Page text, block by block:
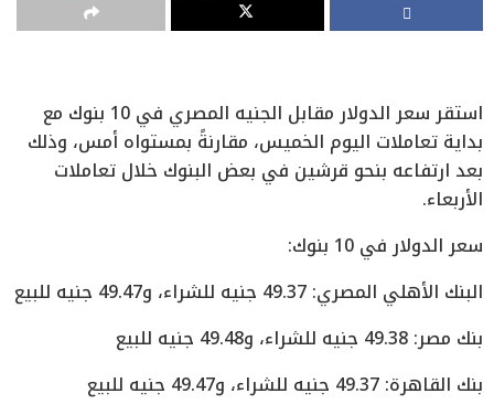
استقر سعر الدولار مقابل الجنيه المصري في 10 بنوك مع
بداية تعاملات اليوم الخميس، مقارنةً بمستواه أمس، وذلك
بعد ارتفاعه بنحو قرشين في بعض البنوك خلال تعاملات
الأربعاء.
سعر الدولار في 10 بنوك:
البنك الأهلي المصري: 49.37 جنيه للشراء، و49.47 جنيه للبيع
بنك مصر: 49.38 جنيه للشراء، و49.48 جنيه للبيع
بنك القاهرة: 49.37 جنيه للشراء، و49.47 جنيه للبيع